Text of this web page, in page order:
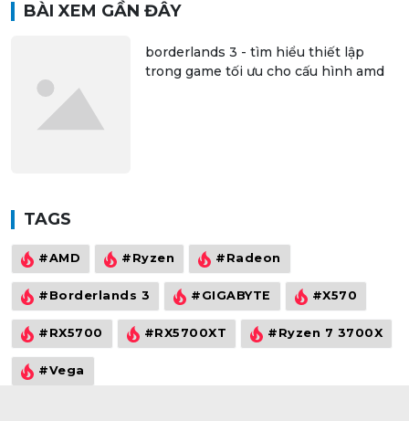
BÀI XEM GẦN ĐÂY
borderlands 3 - tìm hiểu thiết lập
trong game tối ưu cho cấu hình amd
TAGS
#AMD #Ryzen #Radeon
#Borderlands 3 #GIGABYTE #X570
#RX5700 #RX5700XT #Ryzen 7 3700X
#Vega